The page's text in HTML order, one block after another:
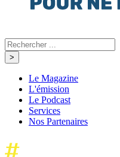
Le Magazine
L'émission
Le Podcast
Services
Nos Partenaires